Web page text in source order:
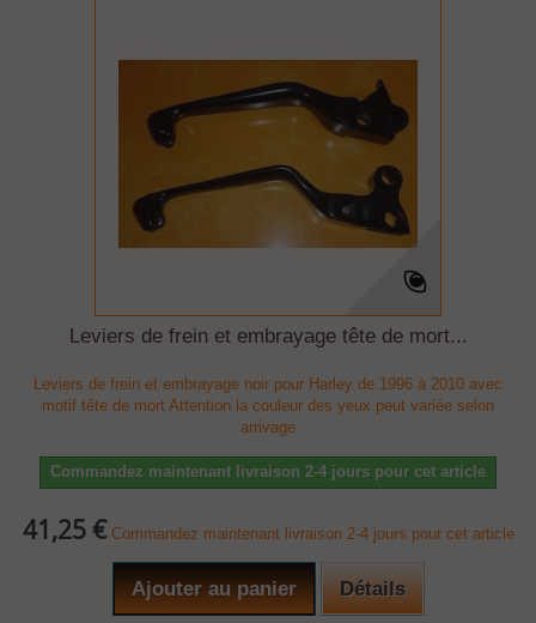
Leviers de frein et embrayage tête de mort...
Leviers de frein et embrayage noir pour Harley de 1996 à 2010 avec
motif tête de mort Attention la couleur des yeux peut variée selon
arrivage
Commandez maintenant livraison 2-4 jours pour cet article
41,25 € Commandez maintenant livraison 2-4 jours pour cet article
Ajouter au panier Détails